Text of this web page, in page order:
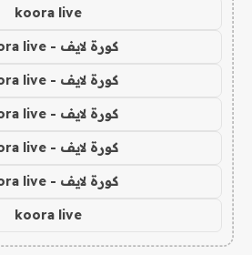
koora live
كورة لايف - koora live
كورة لايف - koora live
كورة لايف - koora live
كورة لايف - koora live
كورة لايف - koora live
koora live